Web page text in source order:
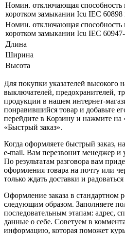
Номин. отключающая способность
коротком замыкании Icu IEC
Номин. отключающая способность
коротком замыкании Icu IEC
Длина
Ширина
Высота
Для покупки указателей высокого
выключателей, предохранителей,
продукции в нашем интернет-
понравившийся товар и добавьте
перейдите в Корзину и нажмите на
«Быстрый заказ».
Когда оформляете быстрый заказ,
e-mail. Вам перезвонит менеджер и
По результатам разговора вам
оформления товара на почту или
только ждать доставки и
Оформление заказа в стандартном
следующим образом. Заполняете
последовательным этапам: адрес,
данные о себе. Советуем в
информацию, которая поможет